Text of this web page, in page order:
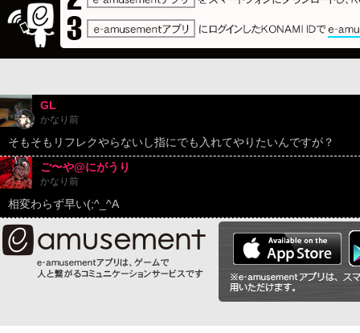
GL
かなり前
そもそもリフレクやらないし指にでも入れてやりたいんですが？
ご〜や@にがうり
かなり前
相変わらず早い(;^_^A